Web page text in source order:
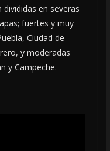
en severas
fuertes y muy
Ciudad de
y moderadas
y Campeche.